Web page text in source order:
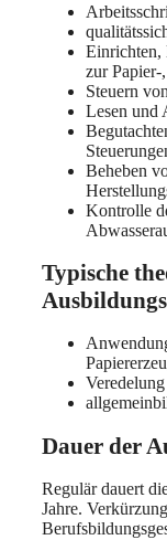
Einrichten,
zur
Steuern
Lesen und
Beheben
Kontrolle
Typische
Dauer der
Regulär dauert
Jahre.